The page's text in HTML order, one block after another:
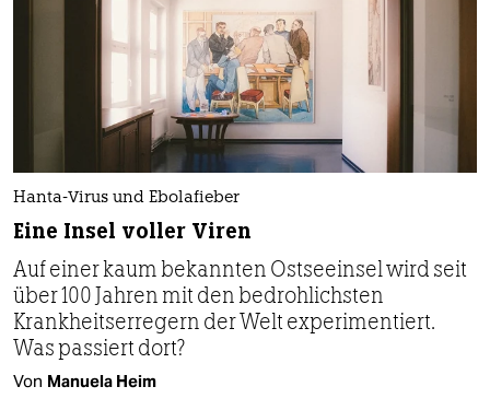
Hanta-Virus und Ebolafieber
Eine Insel voller Viren
Auf einer kaum bekannten Ostseeinsel wird seit
über 100 Jahren mit den bedrohlichsten
Krankheitserregern der Welt experimentiert.
Was passiert dort?
Von Manuela Heim